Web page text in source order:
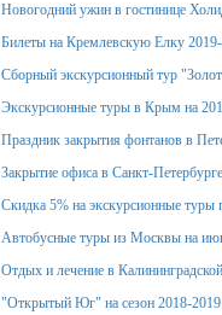
Новогодний ужин в гостинице
Билеты на Кремлевскую Елку
Сборный экскурсионный тур
Экскурсионные туры в Крым на
Праздник закрытия фонтанов в
Закрытие офиса в Санкт-
Скидка 5% на экскурсионные
Автобусные туры из Москвы на
Отдых и лечение в
"Открытый Юг" на сезон 2018-2019